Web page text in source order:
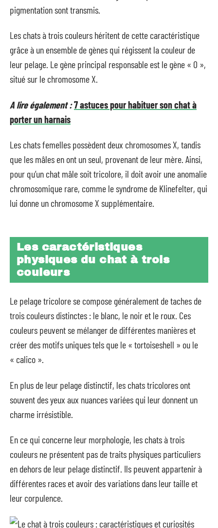
pigmentation sont transmis.
Les chats à trois couleurs héritent de cette caractéristique
grâce à un ensemble de gènes qui régissent la couleur de
leur pelage. Le gène principal responsable est le gène « O »,
situé sur le chromosome X.
A lire également :7 astuces pour habituer son chat à
porter un harnais
Les chats femelles possèdent deux chromosomes X, tandis
que les mâles en ont un seul, provenant de leur mère. Ainsi,
pour qu’un chat mâle soit tricolore, il doit avoir une anomalie
chromosomique rare, comme le syndrome de Klinefelter, qui
lui donne un chromosome X supplémentaire.
Les caractéristiques
physiques du chat à trois
couleurs
Le pelage tricolore se compose généralement de taches de
trois couleurs distinctes : le blanc, le noir et le roux. Ces
couleurs peuvent se mélanger de différentes manières et
créer des motifs uniques tels que le « tortoiseshell » ou le
« calico ».
En plus de leur pelage distinctif, les chats tricolores ont
souvent des yeux aux nuances variées qui leur donnent un
charme irrésistible.
En ce qui concerne leur morphologie, les chats à trois
couleurs ne présentent pas de traits physiques particuliers
en dehors de leur pelage distinctif. Ils peuvent appartenir à
différentes races et avoir des variations dans leur taille et
leur corpulence.